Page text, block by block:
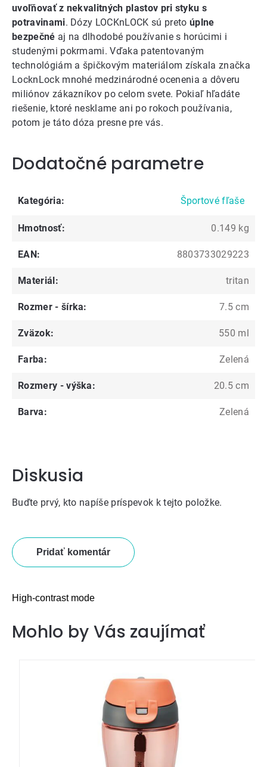
uvoľňovať z nekvalitných plastov pri styku s
potravinami. Dózy LOCKnLOCK sú preto úplne
bezpečné aj na dlhodobé používanie s horúcimi i
studenými pokrmami. Vďaka patentovaným
technológiám a špičkovým materiálom získala značka
LocknLock mnohé medzinárodné ocenenia a dôveru
miliónov zákazníkov po celom svete. Pokiaľ hľadáte
riešenie, ktoré nesklame ani po rokoch používania,
potom je táto dóza presne pre vás.
Dodatočné parametre
Kategória: Športové fľaše
Hmotnosť: 0.149 kg
EAN: 8803733029223
Materiál: tritan
Rozmer - šírka: 7.5 cm
Zväzok: 550 ml
Farba: Zelená
Rozmery - výška: 20.5 cm
Barva: Zelená
Diskusia
Buďte prvý, kto napíše príspevok k tejto položke.
Pridať komentár
High-contrast mode
Mohlo by Vás zaujímať